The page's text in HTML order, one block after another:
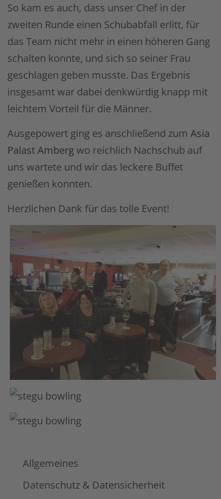
So kam es auch, dass unser Chef in der
zweiten Runde einen Schubabfall erlitt, für
das Team nicht mehr in einen höheren Gang
schalten konnte, und sich so seiner Frau
geschlagen geben musste. Das Ergebnis
insgesamt war dabei denkwürdig knapp mit
leichtem Vorteil für die Männer.
Ausgepowert ging es anschließend zum Asia
Palast Ambergwo reichlich Nachschub auf
uns wartete und wir das leckere Buffet
genießen konnten.
Herzlichen Dank für das tolle Event!
Allgemeines
Datenschutz & Datensicherheit